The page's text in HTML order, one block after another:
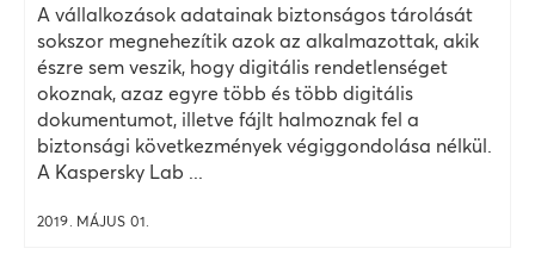
A vállalkozások adatainak biztonságos tárolását
sokszor megnehezítik azok az alkalmazottak, akik
észre sem veszik, hogy digitális rendetlenséget
okoznak, azaz egyre több és több digitális
dokumentumot, illetve fájlt halmoznak fel a
biztonsági következmények végiggondolása nélkül.
A Kaspersky Lab ...
2019. MÁJUS 01.